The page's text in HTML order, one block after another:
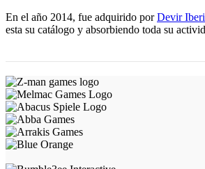
En el año 2014, fue adquirido porDevir
esta su catálogo y absorbiendo toda su